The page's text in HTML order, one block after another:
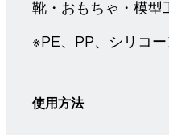
靴・おもちゃ・模型
※PE、PP、シリコ
使用方法